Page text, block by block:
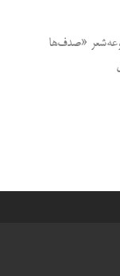
«صدف‌ها